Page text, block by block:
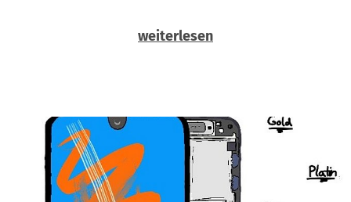
weiterlesen